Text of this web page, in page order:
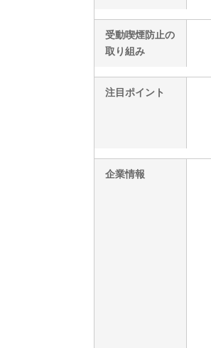
受動喫煙防止の
取り組み
注目ポイント
企業情報